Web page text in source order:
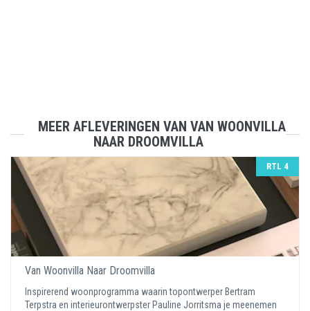
MEER AFLEVERINGEN VAN VAN WOONVILLA
NAAR DROOMVILLA
RTL 4
Van Woonvilla Naar Droomvilla
Inspirerend woonprogramma waarin topontwerper Bertram
Terpstra en interieurontwerpster Pauline Jorritsma je meenemen